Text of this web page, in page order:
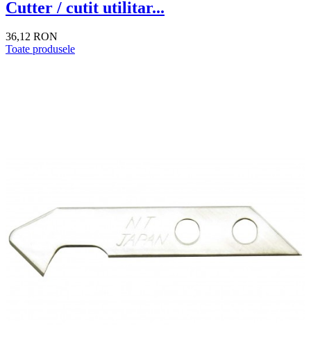
Cutter / cutit utilitar...
36,12 RON
Toate produsele